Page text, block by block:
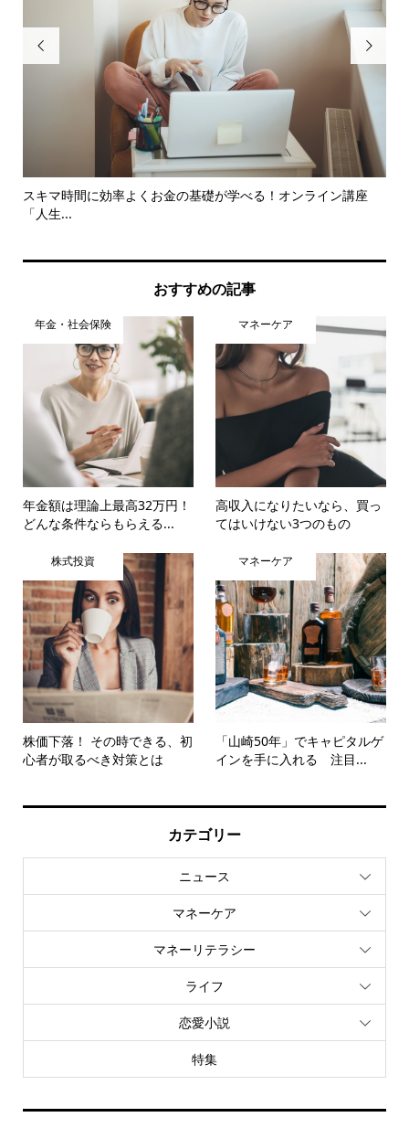

スキマ時間に効率よくお金の基礎が学べる！オンライン講座
「人生...

おすすめの記事
年金・社会保険
年金額は理論上最高32万円！
どんな条件ならもらえる...
マネーケア
高収入になりたいなら、買っ
てはいけない3つのもの
株式投資
株価下落！ その時できる、初
心者が取るべき対策とは
マネーケア
「山崎50年」でキャピタルゲ
インを手に入れる 注目...
カテゴリー
ニュース
マネーケア
マネーリテラシー
ライフ
恋愛小説
特集